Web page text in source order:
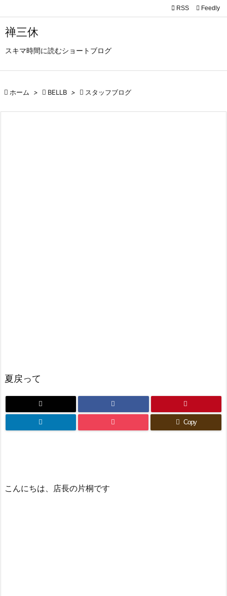
禅三休
スキマ時間に読むショートブログ


 RSS Feedly
 ホーム >  BELLB >  スタッフブログ
夏戻って
Copy
こんにちは、店長の片桐です